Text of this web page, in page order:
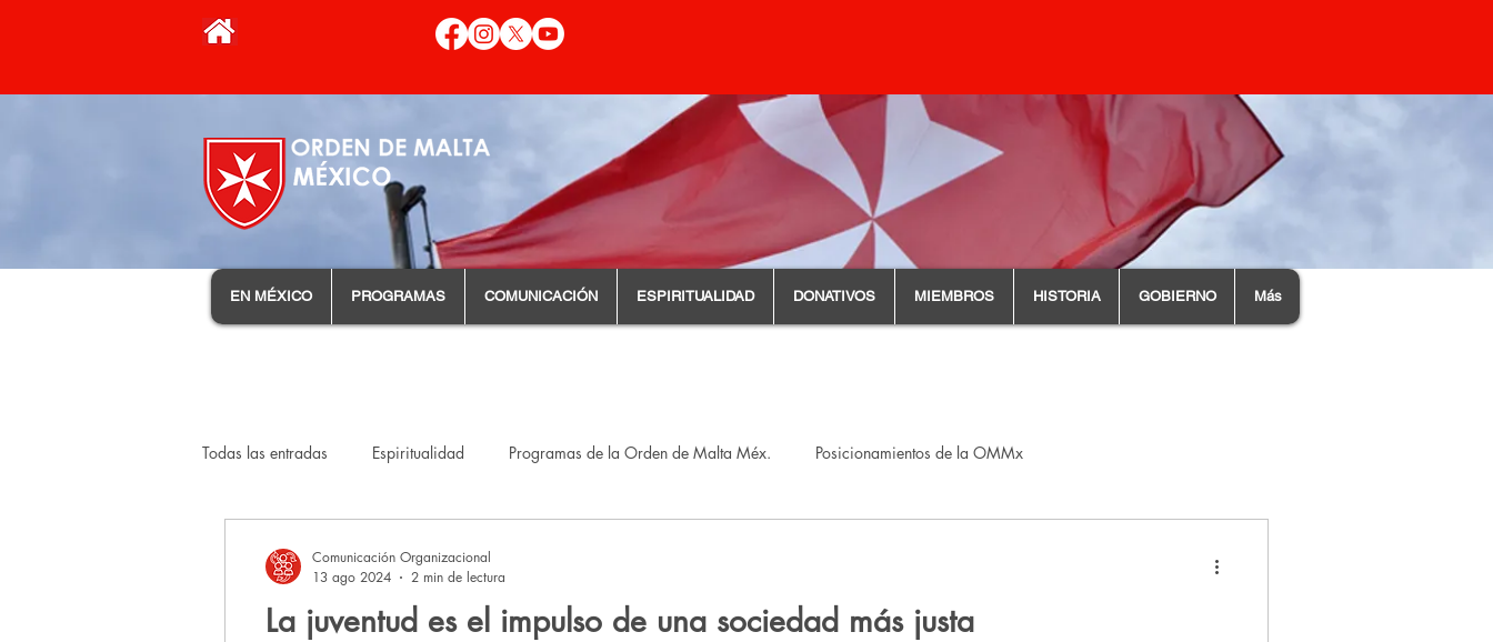
EN MÉXICO PROGRAMAS COMUNICACIÓN ESPIRITUALIDAD DONATIVOS MIEMBROS HISTORIA GOBIERNO Más
Todas las entradas Espiritualidad Programas de la Orden de Malta Méx. Posicionamientos de la OMMx
La juventud es el impulso de una sociedad más justa
Comunicación Organizacional
13 ago 2024
2 min de lectura